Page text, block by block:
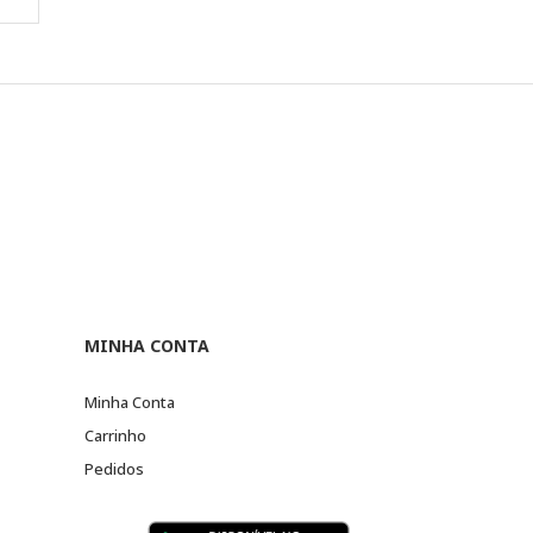
MINHA CONTA
Minha Conta
Carrinho
Pedidos